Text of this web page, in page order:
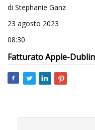
di Stephanie Ganz
23 agosto 2023
08:30
Fatturato Apple-